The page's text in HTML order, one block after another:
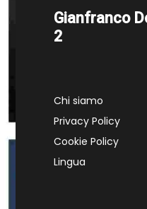
Gianfranco
2
Chi siamo
Privacy Policy
Cookie Policy
Lingua